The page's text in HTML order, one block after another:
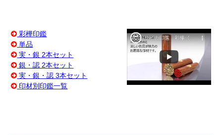
彩樺印鑑
単品
実・銀 2本セット
銀・認 2本セット
実・銀・認 3本セット
印材別印鑑一覧